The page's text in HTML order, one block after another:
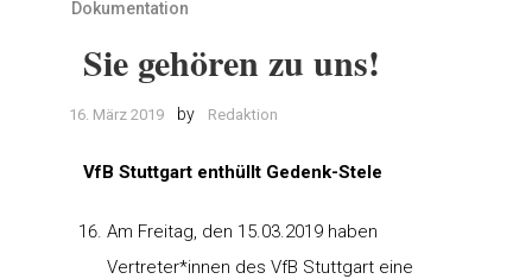
Dokumentation
Sie gehören zu uns!
16. März 2019 by Redaktion
VfB Stuttgart enthüllt Gedenk-Stele
Am Freitag, den 15.03.2019 haben
Vertreter*innen des VfB Stuttgart eine